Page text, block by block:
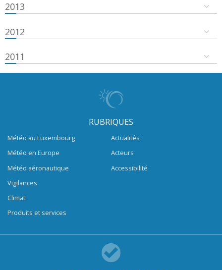
2013
2012
2011
RUBRIQUES
Météo au Luxembourg
Météo en Europe
Météo aéronautique
Vigilances
Climat
Produits et services
Actualités
Acteurs
Accessibilité